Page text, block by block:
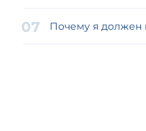
Почему я должен